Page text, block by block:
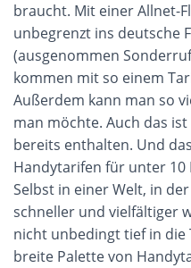
braucht. Mit einer Allnet-
unbegrenzt ins deutsche
(ausgenommen
kommen mit so einem
Außerdem kann man so
man möchte. Auch das
bereits enthalten. Und
Handytarifen für unter 10
Selbst in einer Welt, in
schneller und vielfältiger
nicht unbedingt tief in die
breite Palette von